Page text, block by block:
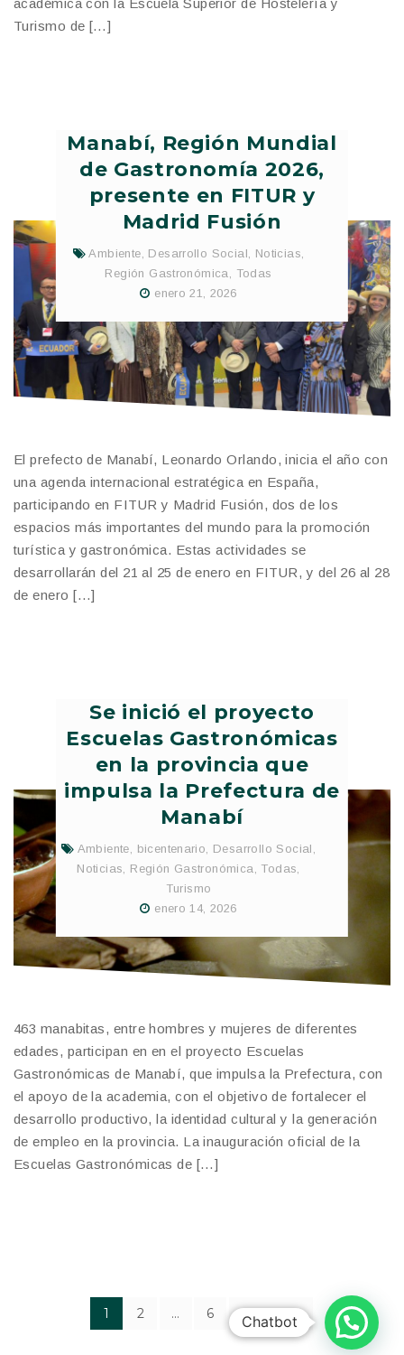
Turismo de […]
Manabí, Región Mundial
de Gastronomía 2026,
presente en FITUR y
Madrid Fusión
Ambiente Desarrollo Social Noticias
Región Gastronómica
Todas
enero 21, 2026
El prefecto de Manabí, Leonardo Orlando, inicia el año con
una agenda internacional estratégica en España,
participando en FITUR y Madrid Fusión, dos de los
espacios más importantes del mundo para la promoción
turística y gastronómica. Estas actividades se
desarrollarán del 21 al 25 de enero en FITUR, y del 26 al 28
de enero […]
Se inició el proyecto
Escuelas Gastronómicas
en la provincia que
impulsa la Prefectura de
Manabí
Ambiente bicentenario Desarrollo Social
Noticias
Región Gastronómica Todas
Turismo
enero 14, 2026
463 manabitas, entre hombres y mujeres de diferentes
edades, participan en en el proyecto Escuelas
Gastronómicas de Manabí, que impulsa la Prefectura, con
el apoyo de la academia, con el objetivo de fortalecer el
desarrollo productivo, la identidad cultural y la generación
de empleo en la provincia. La inauguración oficial de la
Escuelas Gastronómicas de […]
1 2 … 6 NEXT
Chatbot